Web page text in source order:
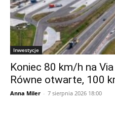
Inwestycje
Koniec 80 km/h na
Równe otwarte, 100
Anna Miler - 7 sierpnia 2026 18:00